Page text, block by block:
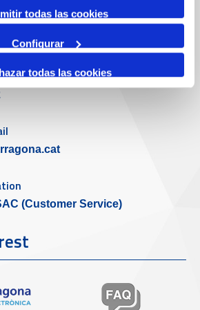
todas las cookies
Configurar
todas las cookies
(Customer Service)